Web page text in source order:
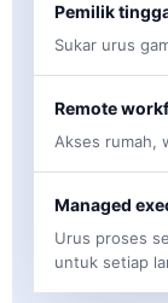
Pemilik
Sukar urus
Remote
Akses rumah,
Managed
Urus proses
untuk setiap